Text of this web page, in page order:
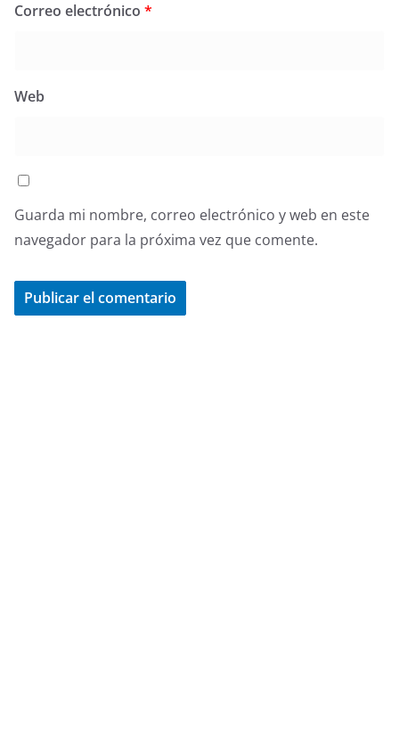
Correo electrónico *
Web
Guarda mi nombre, correo electrónico y web en este
navegador para la próxima vez que comente.